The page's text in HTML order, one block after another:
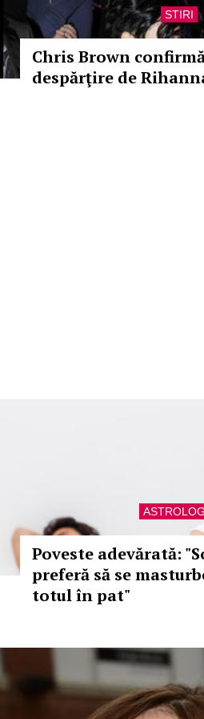
STIRI
Chris Brown
despărţire de
Poveste adevărată:
preferă să se
totul în pat"